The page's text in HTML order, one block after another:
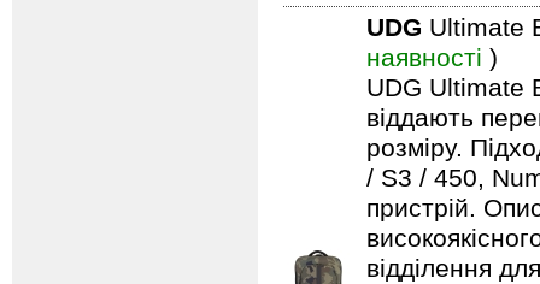
UDG Ultimate
наявності )
UDG Ultimate
віддають
розміру.
/ S3 / 450,
пристрій.
відділення